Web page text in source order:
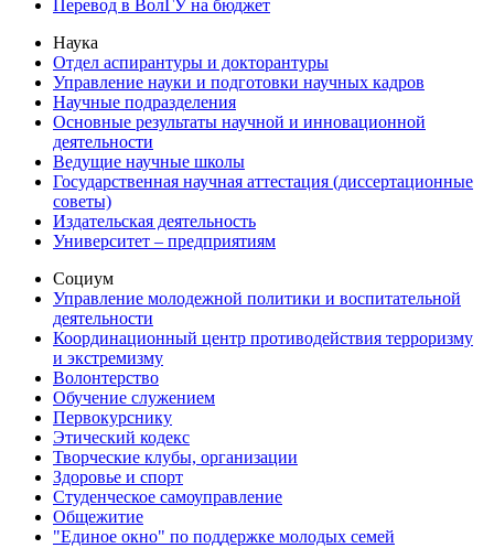
Перевод в ВолГУ на бюджет
Наука
Отдел аспирантуры и докторантуры
Управление науки и подготовки научных кадров
Научные подразделения
Основные результаты научной и инновационной
деятельности
Ведущие научные школы
Государственная научная аттестация (диссертационные
советы)
Издательская деятельность
Университет – предприятиям
Социум
Управление молодежной политики и воспитательной
деятельности
Координационный центр противодействия терроризму
и экстремизму
Волонтерство
Обучение служением
Первокурснику
Этический кодекс
Творческие клубы, организации
Здоровье и спорт
Студенческое самоуправление
Общежитие
"Единое окно" по поддержке молодых семей